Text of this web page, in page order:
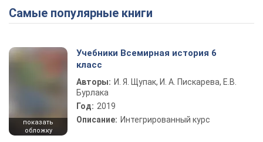
Самые популярные книги
показать
обложку
Учебники Всемирная история 6
класс
Авторы: И. Я. Щупак, И. А. Пискарева, Е.В.
Бурлака
Год: 2019
Описание: Интегрированный курс